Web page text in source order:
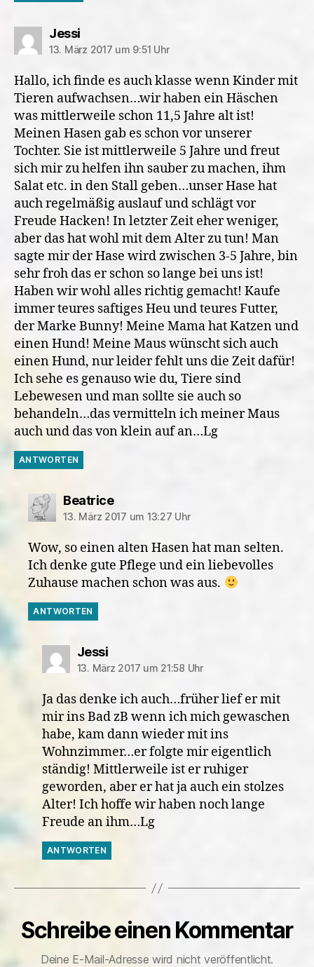
Jessisagt:
13. März 2017 um 9:51 Uhr
Hallo, ich finde es auch klasse wenn Kinder mit
Tieren aufwachsen…wir haben ein Häschen
was mittlerweile schon 11,5 Jahre alt ist!
Meinen Hasen gab es schon vor unserer
Tochter. Sie ist mittlerweile 5 Jahre und freut
sich mir zu helfen ihn sauber zu machen, ihm
Salat etc. in den Stall geben…unser Hase hat
auch regelmäßig auslauf und schlägt vor
Freude Hacken! In letzter Zeit eher weniger,
aber das hat wohl mit dem Alter zu tun! Man
sagte mir der Hase wird zwischen 3-5 Jahre, bin
sehr froh das er schon so lange bei uns ist!
Haben wir wohl alles richtig gemacht! Kaufe
immer teures saftiges Heu und teures Futter,
der Marke Bunny! Meine Mama hat Katzen und
einen Hund! Meine Maus wünscht sich auch
einen Hund, nur leider fehlt uns die Zeit dafür!
Ich sehe es genauso wie du, Tiere sind
Lebewesen und man sollte sie auch so
behandeln…das vermitteln ich meiner Maus
auch und das von klein auf an…Lg
ANTWORTEN
Beatricesagt:
13. März 2017 um 13:27 Uhr
Wow, so einen alten Hasen hat man selten.
Ich denke gute Pflege und ein liebevolles
Zuhause machen schon was aus.
ANTWORTEN
Jessisagt:
13. März 2017 um 21:58 Uhr
Ja das denke ich auch…früher lief er mit
mir ins Bad zB wenn ich mich gewaschen
habe, kam dann wieder mit ins
Wohnzimmer…er folgte mir eigentlich
ständig! Mittlerweile ist er ruhiger
geworden, aber er hat ja auch ein stolzes
Alter! Ich hoffe wir haben noch lange
Freude an ihm…Lg
ANTWORTEN
Schreibe einen Kommentar
Deine E-Mail-Adresse wird nicht veröffentlicht.